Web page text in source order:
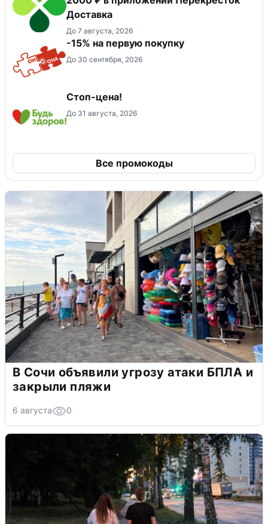
Доставка
До 7 августа, 2026
-15% на первую покупку
До 30 сентября, 2026
Стоп-цена!
До 31 августа, 2026
Все промокоды
В Сочи объявили угрозу атаки БПЛА и
закрыли пляжи
6 августа 0